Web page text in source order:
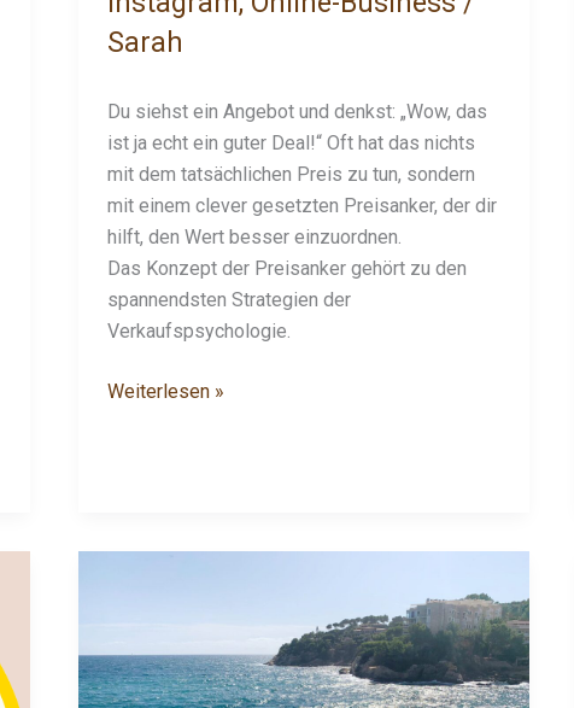
Sarah
Du siehst ein Angebot und denkst: „Wow, das
ist ja echt ein guter Deal!“ Oft hat das nichts
mit dem tatsächlichen Preis zu tun, sondern
mit einem clever gesetzten Preisanker, der dir
hilft, den Wert besser einzuordnen.
Das Konzept der Preisanker gehört zu den
spannendsten Strategien der
Verkaufspsychologie.
Weiterlesen »